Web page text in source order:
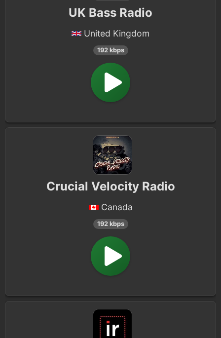
UK Bass Radio
United Kingdom
192 kbps
Crucial Velocity Radio
Canada
192 kbps